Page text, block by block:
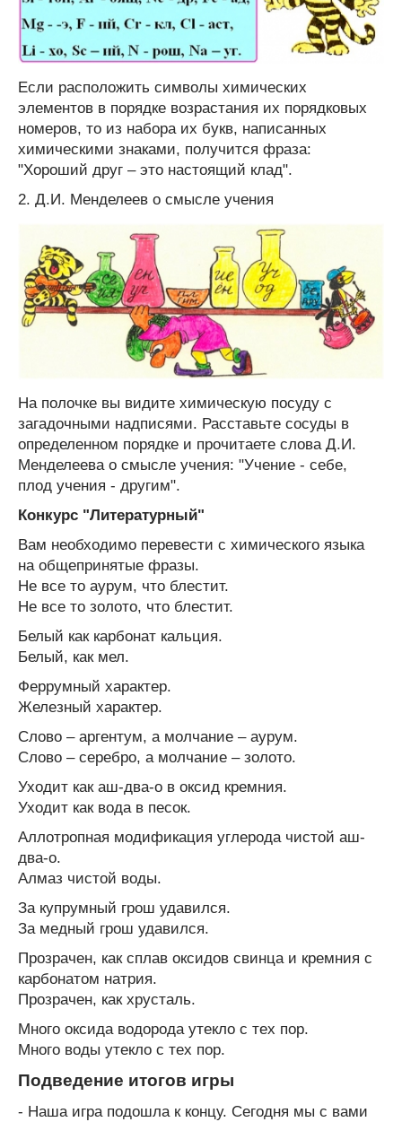
Если расположить символы химических
элементов в порядке возрастания их порядковых
номеров, то из набора их букв, написанных
химическими знаками, получится фраза:
"Хороший друг – это настоящий клад".
2. Д.И. Менделеев о смысле учения
На полочке вы видите химическую посуду с
загадочными надписями. Расставьте сосуды в
определенном порядке и прочитаете слова Д.И.
Менделеева о смысле учения: "Учение - себе,
плод учения - другим".
Конкурс "Литературный"
Вам необходимо перевести с химического языка
на общепринятые фразы.
Не все то аурум, что блестит.
Не все то золото, что блестит.
Белый как карбонат кальция.
Белый, как мел.
Феррумный характер.
Железный характер.
Слово – аргентум, а молчание – аурум.
Слово – серебро, а молчание – золото.
Уходит как аш-два-о в оксид кремния.
Уходит как вода в песок.
Аллотропная модификация углерода чистой аш-
два-о.
Алмаз чистой воды.
За купрумный грош удавился.
За медный грош удавился.
Прозрачен, как сплав оксидов свинца и кремния с
карбонатом натрия.
Прозрачен, как хрусталь.
Много оксида водорода утекло с тех пор.
Много воды утекло с тех пор.
Подведение итогов игры
- Наша игра подошла к концу. Сегодня мы с вами